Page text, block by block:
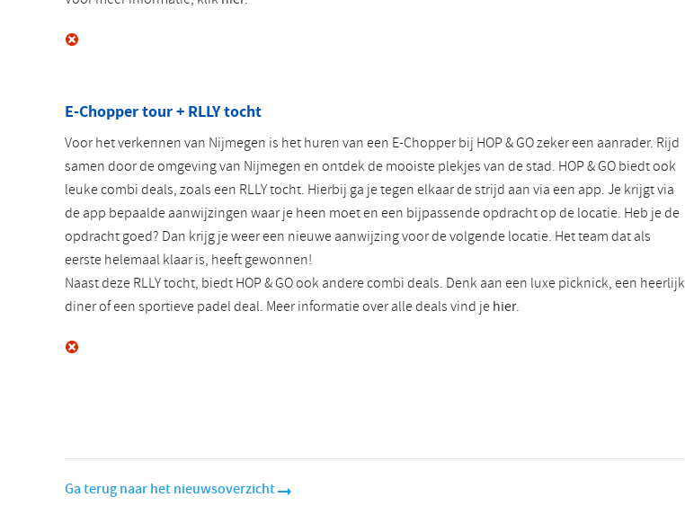
E-Chopper tour + RLLY tocht
Voor het verkennen van Nijmegen is het huren van een E-Chopper bij HOP & GO zeker een aanrader. Rijd
samen door de omgeving van Nijmegen en ontdek de mooiste plekjes van de stad. HOP & GO biedt ook
leuke combi deals, zoals een RLLY tocht. Hierbij ga je tegen elkaar de strijd aan via een app. Je krijgt via
de app bepaalde aanwijzingen waar je heen moet en een bijpassende opdracht op de locatie. Heb je de
opdracht goed? Dan krijg je weer een nieuwe aanwijzing voor de volgende locatie. Het team dat als
eerste helemaal klaar is, heeft gewonnen!
Naast deze RLLY tocht, biedt HOP & GO ook andere combi deals. Denk aan een luxe picknick, een heerlijk
diner of een sportieve padel deal. Meer informatie over alle deals vind jehier.
Ga terug naar het nieuwsoverzicht